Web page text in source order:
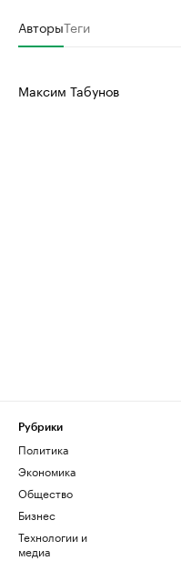
АвторыТеги
Максим Табунов
Рубрики
Политика
Экономика
Общество
Бизнес
Технологии и
медиа